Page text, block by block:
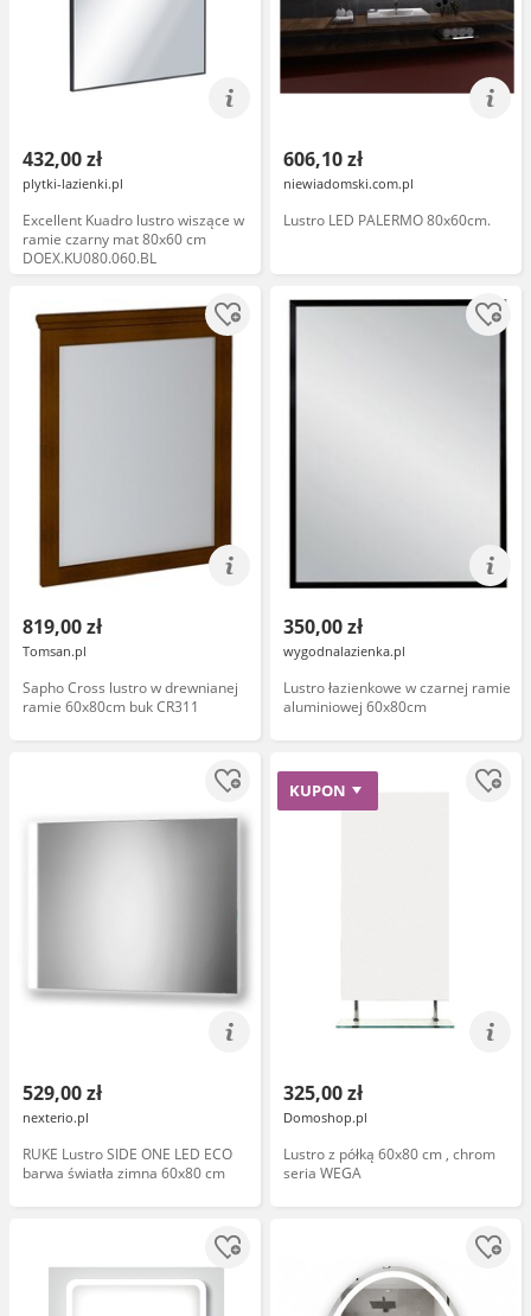
432,00 zł
plytki-lazienki.pl
Excellent Kuadro lustro wiszące w
ramie czarny mat 80x60 cm
DOEX.KU080.060.BL
606,10 zł
niewiadomski.com.pl
Lustro LED PALERMO 80x60cm.
819,00 zł
Tomsan.pl
Sapho Cross lustro w drewnianej
ramie 60x80cm buk CR311
350,00 zł
wygodnalazienka.pl
Lustro łazienkowe w czarnej ramie
aluminiowej 60x80cm
529,00 zł
nexterio.pl
RUKE Lustro SIDE ONE LED ECO
barwa światła zimna 60x80 cm
KUPON
325,00 zł
Domoshop.pl
Lustro z półką 60x80 cm , chrom
seria WEGA